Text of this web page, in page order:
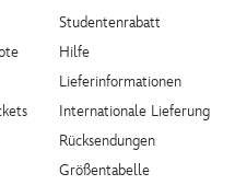
Studentenrabatt
Hilfe
Lieferinformationen
Internationale Lieferung
Rücksendungen
Größentabelle